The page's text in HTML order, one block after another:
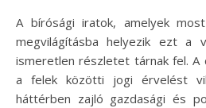
A bírósági iratok, amelyek
megvilágításba helyezik ezt a
ismeretlen részletet tárnak fel. A
a felek közötti jogi érvelést
háttérben zajló gazdasági és